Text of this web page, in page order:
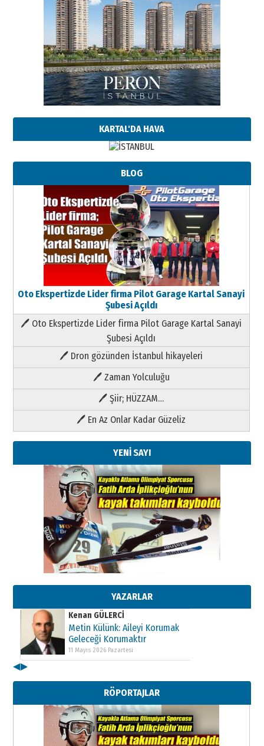
KARTAL'DA HAVA
BLOG
Oto Ekspertizde Lider firma Pilot Garage Kartal Sanayi
Şubesi Açıldı
🖊 Oto Ekspertizde Lider firma Pilot Garage Kartal Sanayi
Şubesi Açıldı
🖊 Dron gözünden İstanbul hikayeleri
🖊 Zaman Yolculuğu
🖊 Şiir; HÜZZAM…
🖊 En Az Onlar Kadar Güzeliz
YENİ SAYI
YAZARLAR
Kenan GÜLERCİ
Metin Külünk: Aileyi Korumak
Geleceği Korumaktır
11 Mayıs 2026 Pazartesi
Kenan GÜLERCİ
Metin Külünk: Aileyi Korumak
Geleceği Korumaktır
11 Mayıs 2026 Pazartesi
Kenan GÜLERCİ
Metin Külünk: Aileyi Korumak
11 Mayıs 2026 Pazartesi
◀▶
RÖPORTAJLAR